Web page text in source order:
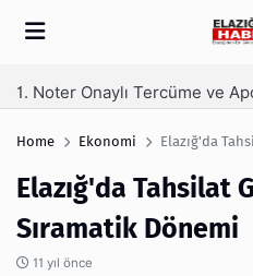
Home Ekonomi Elazığ'da
Elazığ'da Tahsilat
Sıramatik Dönemi
11 yıl önce